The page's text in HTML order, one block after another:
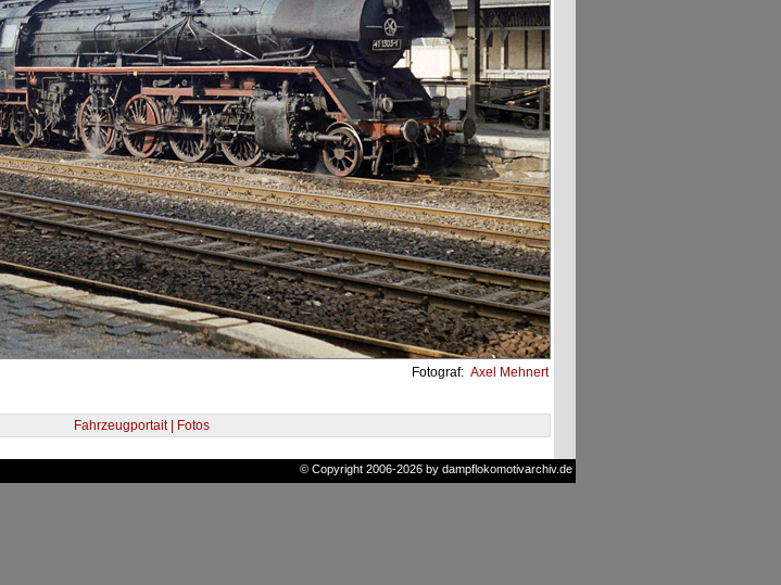
Fotograf: Axel Mehnert
Fahrzeugportait | Fotos
© Copyright 2006-2026 by dampflokomotivarchiv.de